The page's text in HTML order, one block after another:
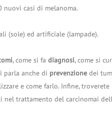
casi di melanoma.
(sole) ed artificiale (lampade).
, come si fa diagnosi, come si
parla anche di prevenzione dei
e come farlo. Infine,
nel trattamento del carcinomai